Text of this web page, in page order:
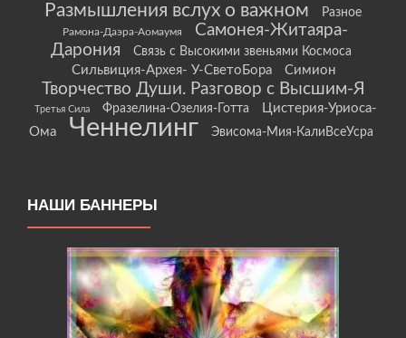
Размышления вслух о важном Разное
Рамона-Даэра-Аомаумя
Самонея-Житаяра-
Дарония
Связь с Высокими звеньями Космоса
Сильвиция-Архея- У-СветоБора Симион
Творчество Души. Разговор с Высшим-Я
Третья Сила Фразелина-Озелия-Готта
Цистерия-Уриоса-
Ома
Ченнелинг Эвисома-Мия-КалиВсеУсра
НАШИ БАННЕРЫ